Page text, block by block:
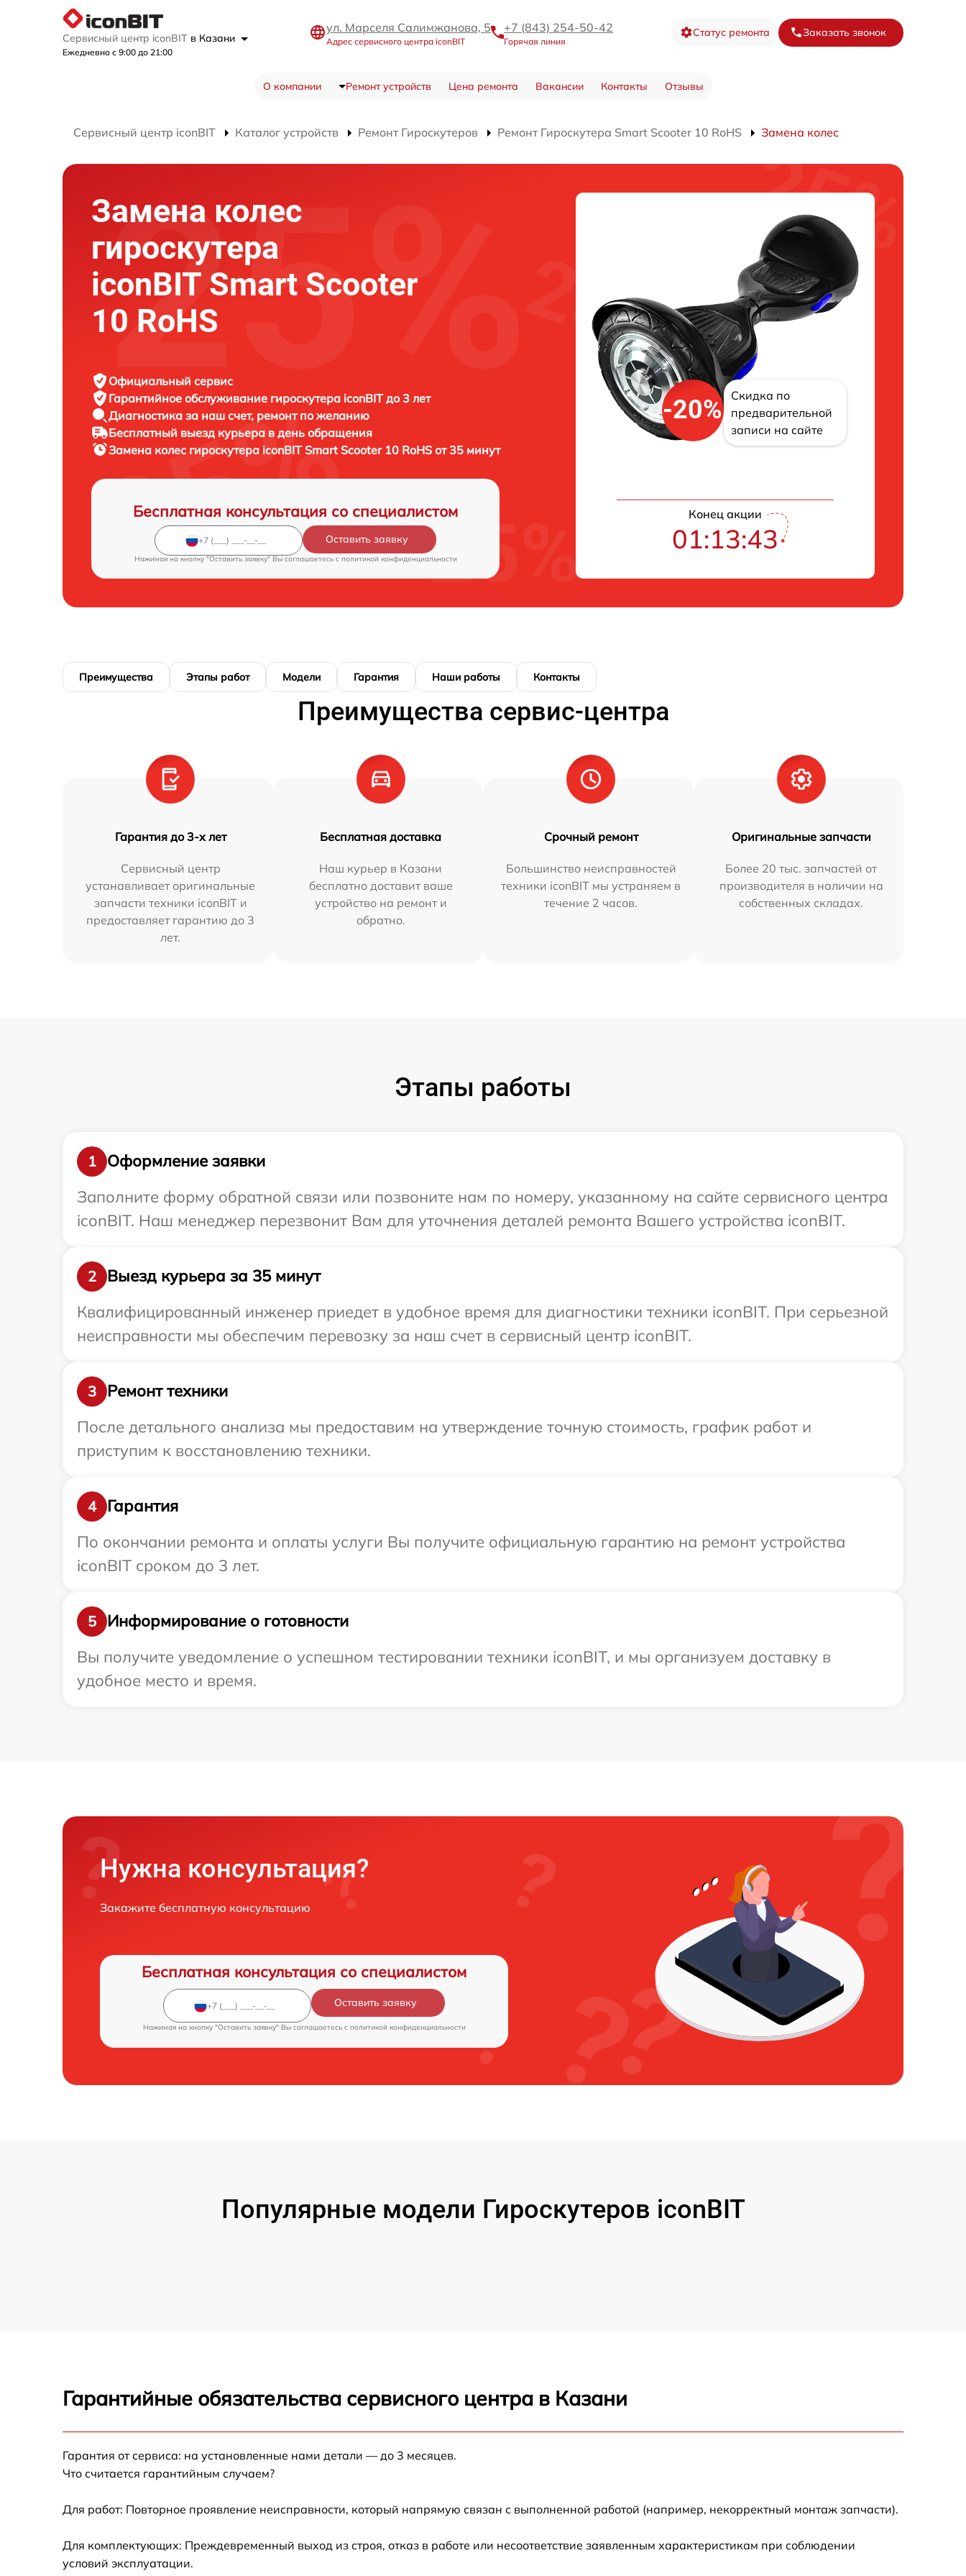
Сервисный центр iconBIT в Казани
Ежедневно с 9:00 до 21:00
ул. Марселя Салимжанова, 5
Адрес сервисного центра iconBIT
+7 (843) 254-50-42
Горячая линия
Статус ремонта Заказать звонок
О компании Ремонт устройств Цена ремонта Вакансии Контакты Отзывы
Сервисный центр iconBIT Каталог устройств Ремонт Гироскутеров Ремонт Гироскутера Smart Scooter 10 RoHS Замена колес
Замена колес
гироскутера
iconBIT Smart Scooter
10 RoHS
Официальный сервис
Гарантийное обслуживание гироскутера iconBIT до 3 лет
Диагностика за наш счет, ремонт по желанию
Бесплатный выезд курьера в день обращения
Замена колес гироскутера iconBIT Smart Scooter 10 RoHS от 35 минут
Бесплатная консультация со специалистом
Оставить заявку
Нажимая на кнопку "Оставить заявку" Вы соглашаетесь c политикой конфиденциальности
-20%
Скидка по
предварительной
записи на сайте
Конец акции
01:13:42
Преимущества Этапы работ Модели Гарантия Наши работы Контакты
Преимущества сервис-центра
Гарантия до 3-х лет
Сервисный центр
устанавливает оригинальные
запчасти техники iconBIT и
предоставляет гарантию до 3
лет.
Бесплатная доставка
Наш курьер в Казани
бесплатно доставит ваше
устройство на ремонт и
обратно.
Срочный ремонт
Большинство неисправностей
техники iconBIT мы устраняем в
течение 2 часов.
Оригинальные запчасти
Более 20 тыс. запчастей от
производителя в наличии на
собственных складах.
Этапы работы
1
Оформление заявки
Заполните форму обратной связи или позвоните нам по номеру, указанному на сайте сервисного центра
iconBIT. Наш менеджер перезвонит Вам для уточнения деталей ремонта Вашего устройства iconBIT.
2
Выезд курьера за 35 минут
Квалифицированный инженер приедет в удобное время для диагностики техники iconBIT. При серьезной
неисправности мы обеспечим перевозку за наш счет в сервисный центр iconBIT.
3
Ремонт техники
После детального анализа мы предоставим на утверждение точную стоимость, график работ и
приступим к восстановлению техники.
4
Гарантия
По окончании ремонта и оплаты услуги Вы получите официальную гарантию на ремонт устройства
iconBIT сроком до 3 лет.
5
Информирование о готовности
Вы получите уведомление о успешном тестировании техники iconBIT, и мы организуем доставку в
удобное место и время.
Нужна консультация?
Закажите бесплатную консультацию
Бесплатная консультация со специалистом
Оставить заявку
Нажимая на кнопку "Оставить заявку" Вы соглашаетесь c политикой конфиденциальности
Популярные модели Гироскутеров iconBIT
Гарантийные обязательства сервисного центра в Казани
Гарантия от сервиса: на установленные нами детали — до 3 месяцев.
Что считается гарантийным случаем?
Для работ: Повторное проявление неисправности, который напрямую связан с выполненной работой (например, некорректный монтаж запчасти).
Для комплектующих: Преждевременный выход из строя, отказ в работе или несоответствие заявленным характеристикам при соблюдении
условий эксплуатации.